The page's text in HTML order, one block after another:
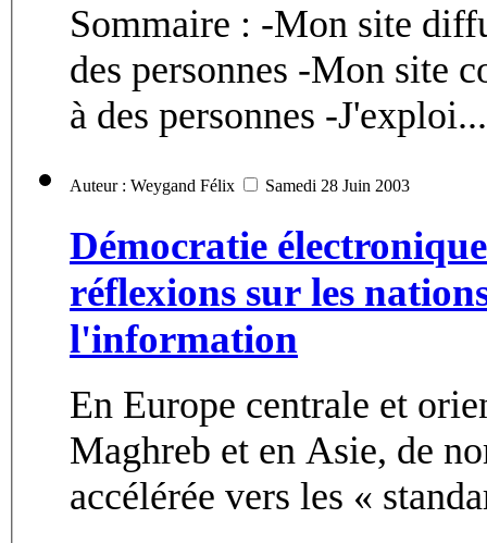
Sommaire : -Mon site
des personnes -Mon site
à des personnes -J'exploi...
Auteur : Weygand Félix Samedi 28 Juin 2003
Démocratie
réflexions sur les
l'information
En Europe centrale et
Maghreb et en Asie, de
accélérée vers les «